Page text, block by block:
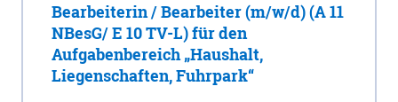
Bearbeiterin / Bearbeiter (m/w/d) (A 11
NBesG/ E 10 TV-L) für den
Aufgabenbereich „Haushalt,
Liegenschaften, Fuhrpark“